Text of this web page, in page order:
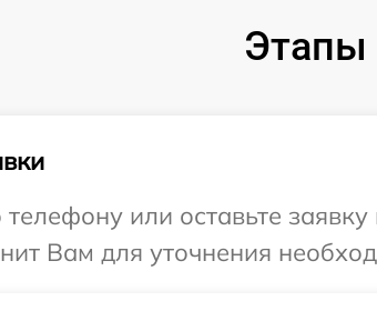
Этапы
или оставьте
Вам для уточнения